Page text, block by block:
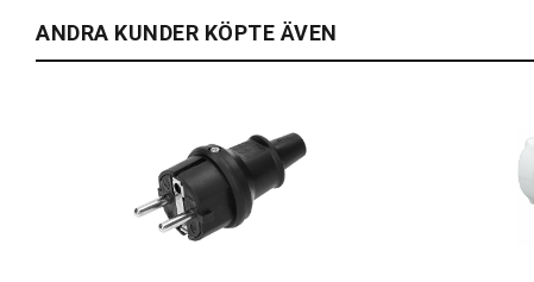
ANDRA KUNDER KÖPTE ÄVEN